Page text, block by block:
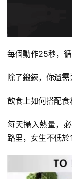
每個動作25秒，循
除了鍛鍊，你還需
飲食上如何搭配食
每天攝入熱量，
路里，女生不低於